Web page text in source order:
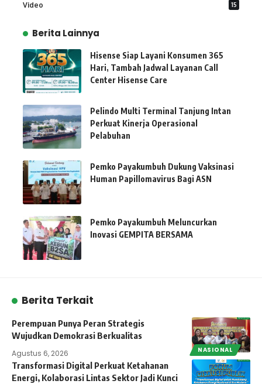
Video 15
Berita Lainnya
Hisense Siap Layani Konsumen 365
Hari, Tambah Jadwal Layanan Call
Center Hisense Care
Pelindo Multi Terminal Tanjung Intan
Perkuat Kinerja Operasional
Pelabuhan
Pemko Payakumbuh Dukung Vaksinasi
Human Papillomavirus Bagi ASN
Pemko Payakumbuh Meluncurkan
Inovasi GEMPITA BERSAMA
Berita Terkait
NASIONAL
Perempuan Punya Peran Strategis
Wujudkan Demokrasi Berkualitas
Agustus 6, 2026
Transformasi Digital Perkuat Ketahanan
Energi, Kolaborasi Lintas Sektor Jadi Kunci